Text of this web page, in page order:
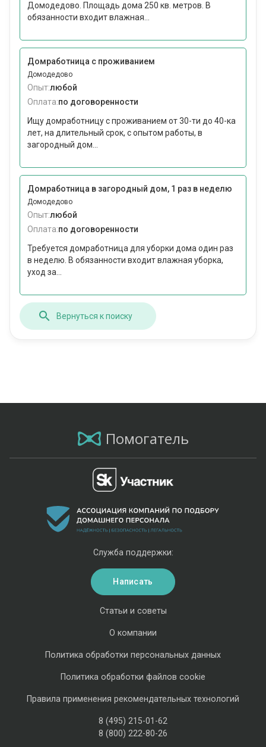
Домодедово. Площадь дома 250 кв. метров. В
обязанности входит влажная...
Домработница с проживанием
Домодедово
Опыт:любой
Оплата:по договоренности
Ищу домработницу с проживанием от 30-ти до 40-ка
лет, на длительный срок, с опытом работы, в
загородный дом...
Домработница в загородный дом, 1 раз в неделю
Домодедово
Опыт:любой
Оплата:по договоренности
Требуется домработница для уборки дома один раз
в неделю. В обязанности входит влажная уборка,
уход за...
Вернуться к поиску
Помогатель
Статьи и советы
О компании
Политика обработки персональных данных
Политика обработки файлов cookie
Правила применения рекомендательных технологий
8 (495) 215-01-62
8 (800) 222-80-26
Служба поддержки:
Написать